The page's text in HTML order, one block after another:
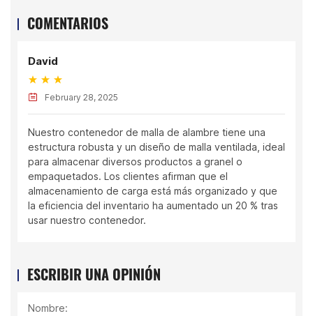
COMENTARIOS
David
February 28, 2025
Nuestro contenedor de malla de alambre tiene una
estructura robusta y un diseño de malla ventilada, ideal
para almacenar diversos productos a granel o
empaquetados. Los clientes afirman que el
almacenamiento de carga está más organizado y que
la eficiencia del inventario ha aumentado un 20 % tras
usar nuestro contenedor.
ESCRIBIR UNA OPINIÓN
Nombre: